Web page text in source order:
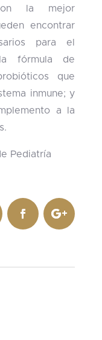
la mejor
encontrar
para el
fórmula de
que
inmune; y
a la
Pediatría